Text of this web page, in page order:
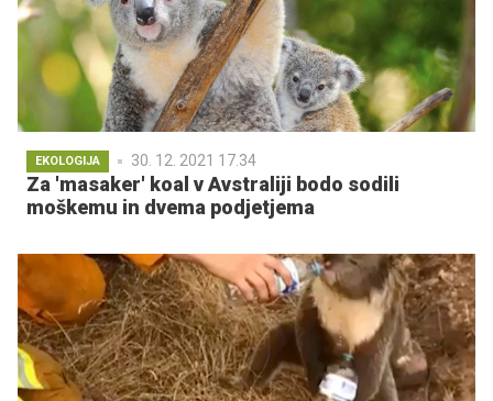
EKOLOGIJA 30. 12. 2021 17.34
Za 'masaker' koal v Avstraliji bodo sodili
moškemu in dvema podjetjema